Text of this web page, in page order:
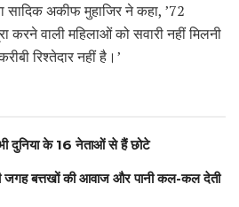
सादिक अकीफ मुहाजिर ने कहा, ’72
करने वाली महिलाओं को सवारी नहीं मिलनी
रिश्तेदार नहीं है।’
दुनिया के 16 नेताओं से हैं छोटे
जगह बत्तखों की आवाज और पानी कल-कल देती